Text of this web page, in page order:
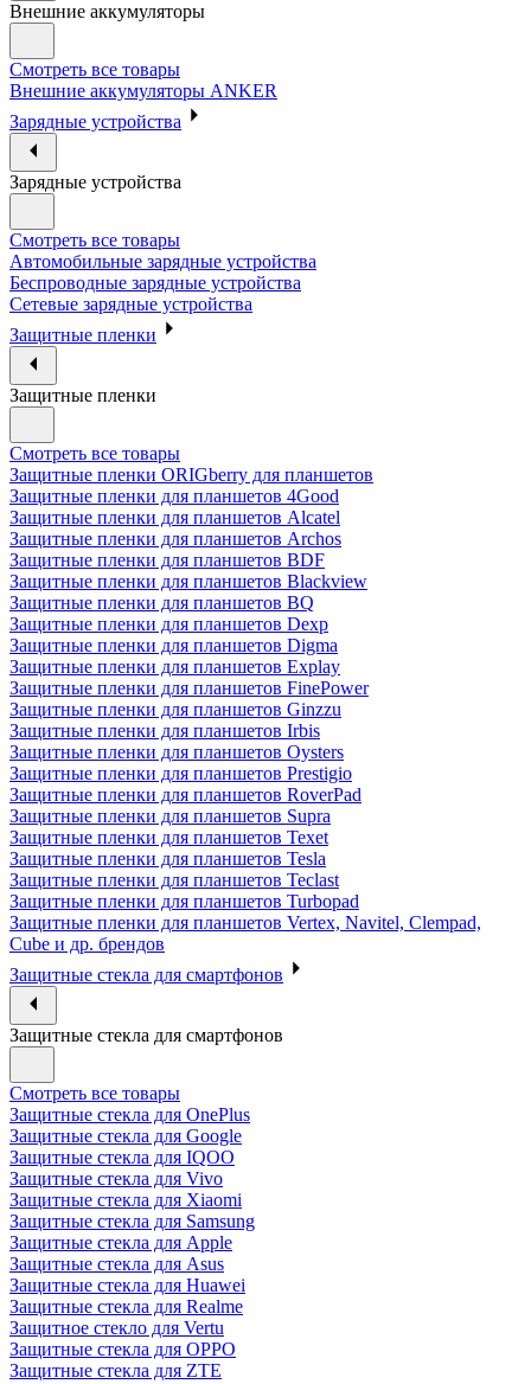
Внешние аккумуляторы
Смотреть все товары
Внешние аккумуляторы ANKER
Зарядные устройства
Зарядные устройства
Смотреть все товары
Автомобильные зарядные устройства
Беспроводные зарядные устройства
Сетевые зарядные устройства
Защитные пленки
Защитные пленки
Смотреть все товары
Защитные пленки ORIGberry для планшетов
Защитные пленки для планшетов 4Good
Защитные пленки для планшетов Alcatel
Защитные пленки для планшетов Archos
Защитные пленки для планшетов BDF
Защитные пленки для планшетов Blackview
Защитные пленки для планшетов BQ
Защитные пленки для планшетов Dexp
Защитные пленки для планшетов Digma
Защитные пленки для планшетов Explay
Защитные пленки для планшетов FinePower
Защитные пленки для планшетов Ginzzu
Защитные пленки для планшетов Irbis
Защитные пленки для планшетов Oysters
Защитные пленки для планшетов Prestigio
Защитные пленки для планшетов RoverPad
Защитные пленки для планшетов Supra
Защитные пленки для планшетов Texet
Защитные пленки для планшетов Tesla
Защитные пленки для планшетов Teclast
Защитные пленки для планшетов Turbopad
Защитные пленки для планшетов Vertex, Navitel, Clempad,
Cube и др. брендов
Защитные стекла для смартфонов
Защитные стекла для смартфонов
Смотреть все товары
Защитные стекла для OnePlus
Защитные стекла для Google
Защитные стекла для IQOO
Защитные стекла для Vivo
Защитные стекла для Xiaomi
Защитные стекла для Samsung
Защитные стекла для Apple
Защитные стекла для Asus
Защитные стекла для Huawei
Защитные стекла для Realme
Защитное стекло для Vertu
Защитные стекла для OPPO
Защитные стекла для ZTE